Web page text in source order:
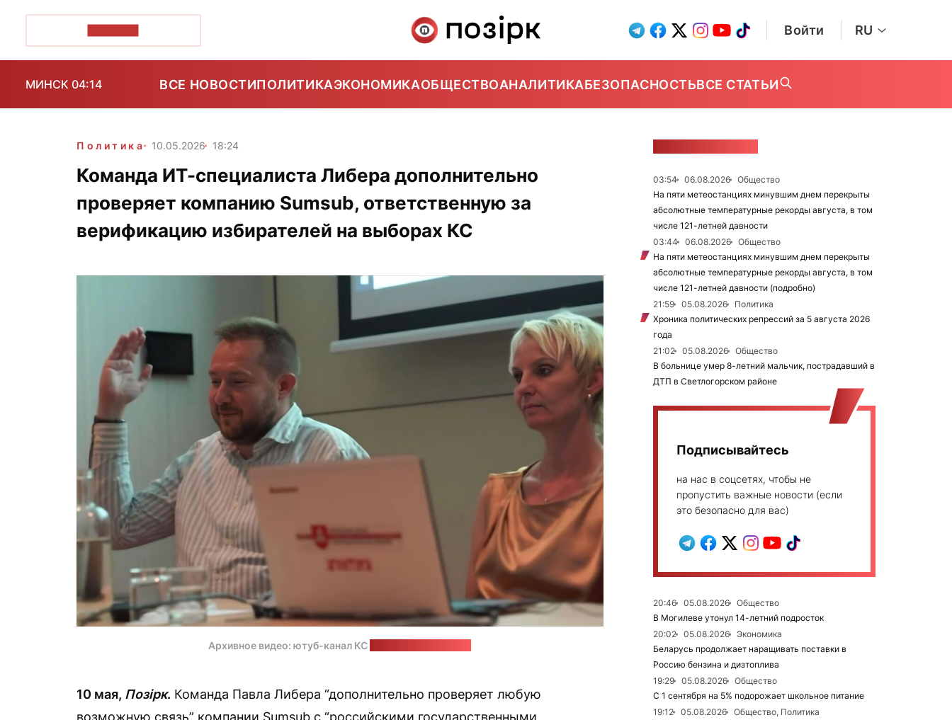
Войти RU
МИНСК 04:14 ВСЕ НОВОСТИПОЛИТИКАЭКОНОМИКАОБЩЕСТВОАНАЛИТИКАБЕЗОПАСНОСТЬВСЕ СТАТЬИ
Политика 10.05.2026 18:24
Команда ИТ-специалиста Либера дополнительно
проверяет компанию Sumsub, ответственную за
верификацию избирателей на выборах КС
Архивное видео: ютуб-канал КС
10 мая, Позірк. Команда Павла Либера “дополнительно проверяет любую
возможную связь” компании Sumsub с “российскими государственными
03:54 06.08.2026
Общество
На пяти метеостанциях минувшим днем перекрыты
абсолютные температурные рекорды августа, в том
числе 121-летней давности
03:44
06.08.2026
Общество
На пяти метеостанциях минувшим днем перекрыты
абсолютные температурные рекорды августа, в том
числе 121-летней давности (подробно)
21:59
05.08.2026
Политика
Хроника политических репрессий за 5 августа 2026
года
21:02
05.08.2026
Общество
В больнице умер 8-летний мальчик, пострадавший в
ДТП в Светлогорском районе
Подписывайтесь
на нас в соцсетях, чтобы не
пропустить важные новости (если
это безопасно для вас)
20:46 05.08.2026
Общество
В Могилеве утонул 14-летний подросток
20:02
05.08.2026
Экономика
Беларусь продолжает наращивать поставки в
Россию бензина и дизтоплива
19:29
05.08.2026
Общество
С 1 сентября на 5% подорожает школьное питание
19:12
05.08.2026
Общество, Политика